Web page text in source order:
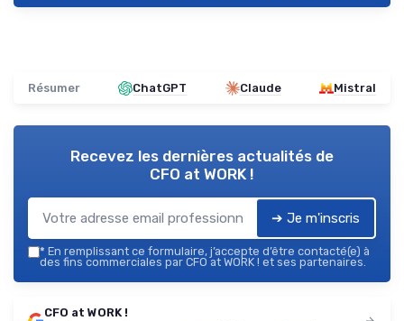
Résumer ChatGPT Claude Mistral
Recevez les dernières actualités de
CFO at WORK !
➔ Je m'inscris
* En remplissant ce formulaire, j’accepte d’être contacté(e) à
des fins commerciales par CFO at WORK ! et ses partenaires.
CFO at WORK !